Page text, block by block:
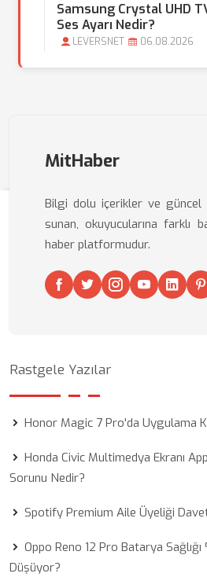
Samsung Crystal UHD
Ses Ayarı Nedir?
LEVERSNET 06.08.2026
MitHaber
Bilgi dolu içerikler ve güncel
sunan, okuyucularına farklı
haber platformudur.
Rastgele Yazılar
Honor Magic 7 Pro'da Uygulama
Honda Civic Multimedya Ekranı
Sorunu Nedir?
Spotify Premium Aile Üyeliği Davet
Oppo Reno 12 Pro Batarya
Düşüyor?